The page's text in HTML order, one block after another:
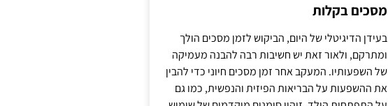
מסכים בקלות
בעידן הדיגיטלי של היום, הביקוש לזמן מסכים הולך
ומתרקם, ולאור זאת יש חשיבות רבה להבנה מעמיקה
של השפעותיו. המעקב אחר זמן מסכים חיוני כדי להבין
את ההשפעות על הבריאות הפיזית והנפשית, כמו גם